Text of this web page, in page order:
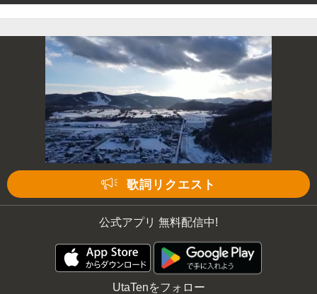
歌詞リクエスト
公式アプリ 無料配信中!
UtaTenをフォロー